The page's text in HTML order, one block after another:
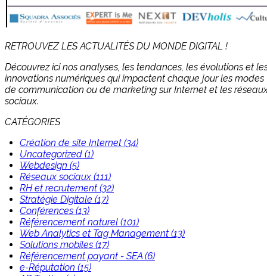
RETROUVEZ LES ACTUALITÉS DU MONDE DIGITAL !
Découvrez ici nos analyses, les tendances, les évolutions et
innovations numériques qui impactent chaque jour les modes
de communication ou de marketing sur Internet et les
sociaux.
CATÉGORIES
Création de site Internet (34)
Uncategorized (1)
Webdesign (5)
Réseaux sociaux (111)
RH et recrutement (32)
Stratégie Digitale (17)
Conférences (13)
Référencement naturel (101)
Web Analytics et Tag Management (13)
Solutions mobiles (17)
Référencement payant - SEA (6)
e-Réputation (15)